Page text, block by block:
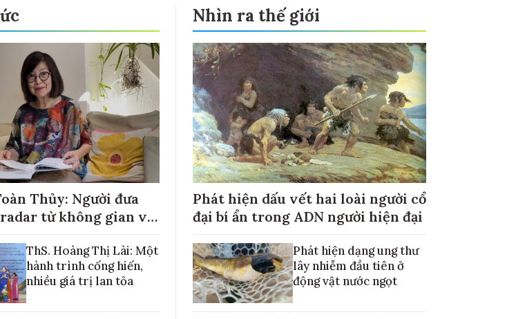
Thủy: Người đưa
từ không gian về
ThS. Hoàng Thị Lài: Một
hành trình cống hiến,
nhiều giá trị lan tỏa
Nhìn ra thế giới
Phát hiện dấu vết hai loài người cổ
đại bí ẩn trong ADN người hiện đại
Phát hiện dạng ung thư
lây nhiễm đầu tiên ở
động vật nước ngọt